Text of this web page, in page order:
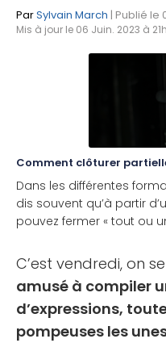
ParSylvain March | Publié le
Mis à jour le 06 Juin. 2023 à
Comment clôturer
Dans les différentes
dis souvent qu’à partir
pouvez fermer « tout ou
C’est vendredi, on
amusé à compiler
d’expressions,
pompeuses les